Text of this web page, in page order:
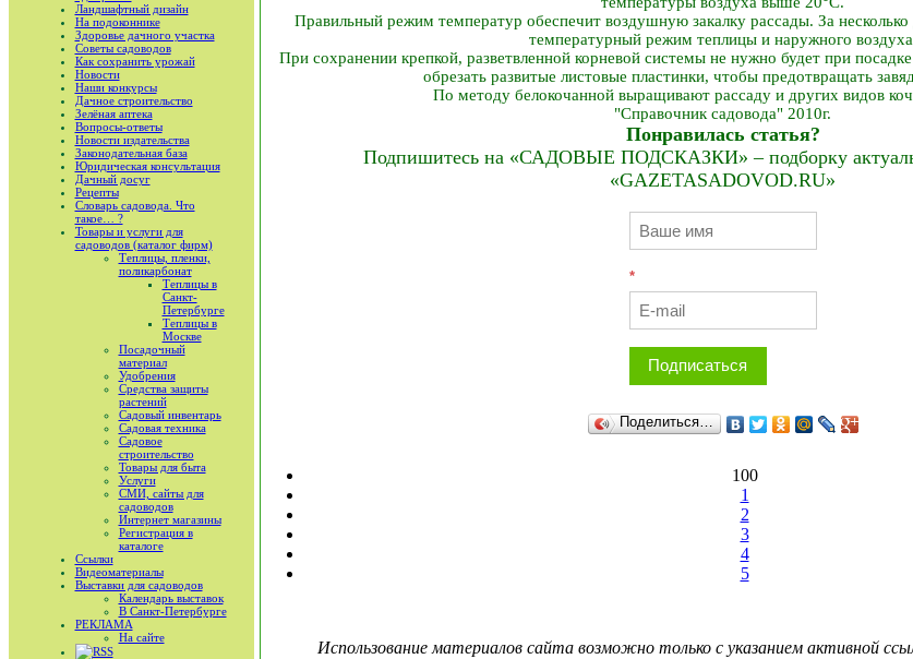
Ландшафтный дизайн
На подоконнике
Здоровье дачного участка
Советы садоводов
Как сохранить урожай
Новости
Наши конкурсы
Дачное строительство
Зелёная аптека
Вопросы-ответы
Новости издательства
Законодательная база
Юридическая консультация
Дачный досуг
Рецепты
Словарь садовода. Что
такое… ?
Товары и услуги для
садоводов (каталог фирм)
Теплицы, пленки,
поликарбонат
Теплицы в
Санкт-
Петербурге
Теплицы в
Москве
Посадочный
материал
Удобрения
Средства защиты
растений
Садовый инвентарь
Садовая техника
Садовое
строительство
Товары для быта
Услуги
СМИ, сайты для
садоводов
Интернет магазины
Регистрация в
каталоге
Ссылки
Видеоматериалы
Выставки для садоводов
Календарь выставок
В Санкт-Петербурге
РЕКЛАМА
На сайте
RSS
Правильный режим температур обеспечит воздушную закалку рассады. За
температурный режим теплицы и наружного
При сохранении крепкой, разветвленной корневой системы не нужно будет при
обрезать развитые листовые пластинки, чтобы предотвращать
По методу белокочанной выращивают рассаду и других видов
"Справочник садовода" 2010г.
Понравилась статья?
Подпишитесь на «САДОВЫЕ ПОДСКАЗКИ» – подборку
«GAZETASADOVOD.RU»
*
Подписаться
Поделиться…
100
1
2
3
4
5
Использование материалов сайта возможно только с указанием активной